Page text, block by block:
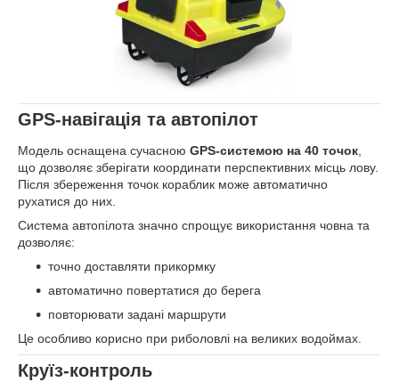
GPS-навігація та автопілот
Модель оснащена сучасною GPS-системою на 40 точок,
що дозволяє зберігати координати перспективних місць лову.
Після збереження точок кораблик може автоматично
рухатися до них.
Система автопілота значно спрощує використання човна та
дозволяє:
точно доставляти прикормку
автоматично повертатися до берега
повторювати задані маршрути
Це особливо корисно при риболовлі на великих водоймах.
Круїз-контроль